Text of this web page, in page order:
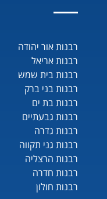
רבנות אור יהודה
רבנות אריאל
רבנות בית שמש
רבנות בני ברק
רבנות בת ים
רבנות גבעתיים
רבנות גדרה
רבנות גני תקווה
רבנות הרצליה
רבנות חדרה
רבנות חולון